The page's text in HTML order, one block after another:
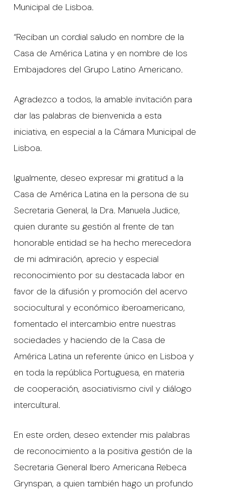
Municipal de Lisboa.
“Reciban un cordial saludo en nombre de la
Casa de América Latina y en nombre de los
Embajadores del Grupo Latino Americano.
Agradezco a todos, la amable invitación para
dar las palabras de bienvenida a esta
iniciativa, en especial a la Cámara Municipal de
Lisboa.
Igualmente, deseo expresar mi gratitud a la
Casa de América Latina en la persona de su
Secretaria General, la Dra. Manuela Judice,
quien durante su gestión al frente de tan
honorable entidad se ha hecho merecedora
de mi admiración, aprecio y especial
reconocimiento por su destacada labor en
favor de la difusión y promoción del acervo
sociocultural y económico iberoamericano,
fomentado el intercambio entre nuestras
sociedades y haciendo de la Casa de
América Latina un referente único en Lisboa y
en toda la república Portuguesa, en materia
de cooperación, asociativismo civil y diálogo
intercultural.
En este orden, deseo extender mis palabras
de reconocimiento a la positiva gestión de la
Secretaria General Ibero Americana Rebeca
Grynspan, a quien también hago un profundo